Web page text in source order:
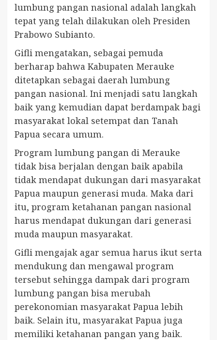
lumbung pangan nasional adalah langkah
tepat yang telah dilakukan oleh Presiden
Prabowo Subianto.
Gifli mengatakan, sebagai pemuda
berharap bahwa Kabupaten Merauke
ditetapkan sebagai daerah lumbung
pangan nasional. Ini menjadi satu langkah
baik yang kemudian dapat berdampak bagi
masyarakat lokal setempat dan Tanah
Papua secara umum.
Program lumbung pangan di Merauke
tidak bisa berjalan dengan baik apabila
tidak mendapat dukungan dari masyarakat
Papua maupun generasi muda. Maka dari
itu, program ketahanan pangan nasional
harus mendapat dukungan dari generasi
muda maupun masyarakat.
Gifli mengajak agar semua harus ikut serta
mendukung dan mengawal program
tersebut sehingga dampak dari program
lumbung pangan bisa merubah
perekonomian masyarakat Papua lebih
baik. Selain itu, masyarakat Papua juga
memiliki ketahanan pangan yang baik.